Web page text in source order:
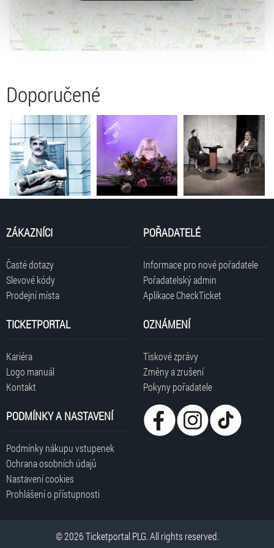
typy cookies používáme, naleznete níže. Možnosti
zpracování upravíte zaškrtnutím příslušné varianty. Svoji
volbu můžete kdykoliv změnit v zápatí stránky v záložce
„Cookies a jejich nastavení“.
Doporučené
ZÁKAZNÍCI
Časté dotazy
Slevové kódy
Prodejní místa
POŘADATELÉ
Informace pro nové pořadatele
Pořadatelský admin
Aplikace CheckTicket
TICKETPORTAL
Kariéra
Logo manuál
Kontakt
OZNÁMENÍ
Tiskové zprávy
Změny a zrušení
Pokyny pořadatele
PODMÍNKY A NASTAVENÍ
Podmínky nákupu vstupenek
Ochrana osobních údajů
Nastavení cookies
Prohlášení o přístupnosti
© 2026 Ticketportal PLG. All rights reserved.